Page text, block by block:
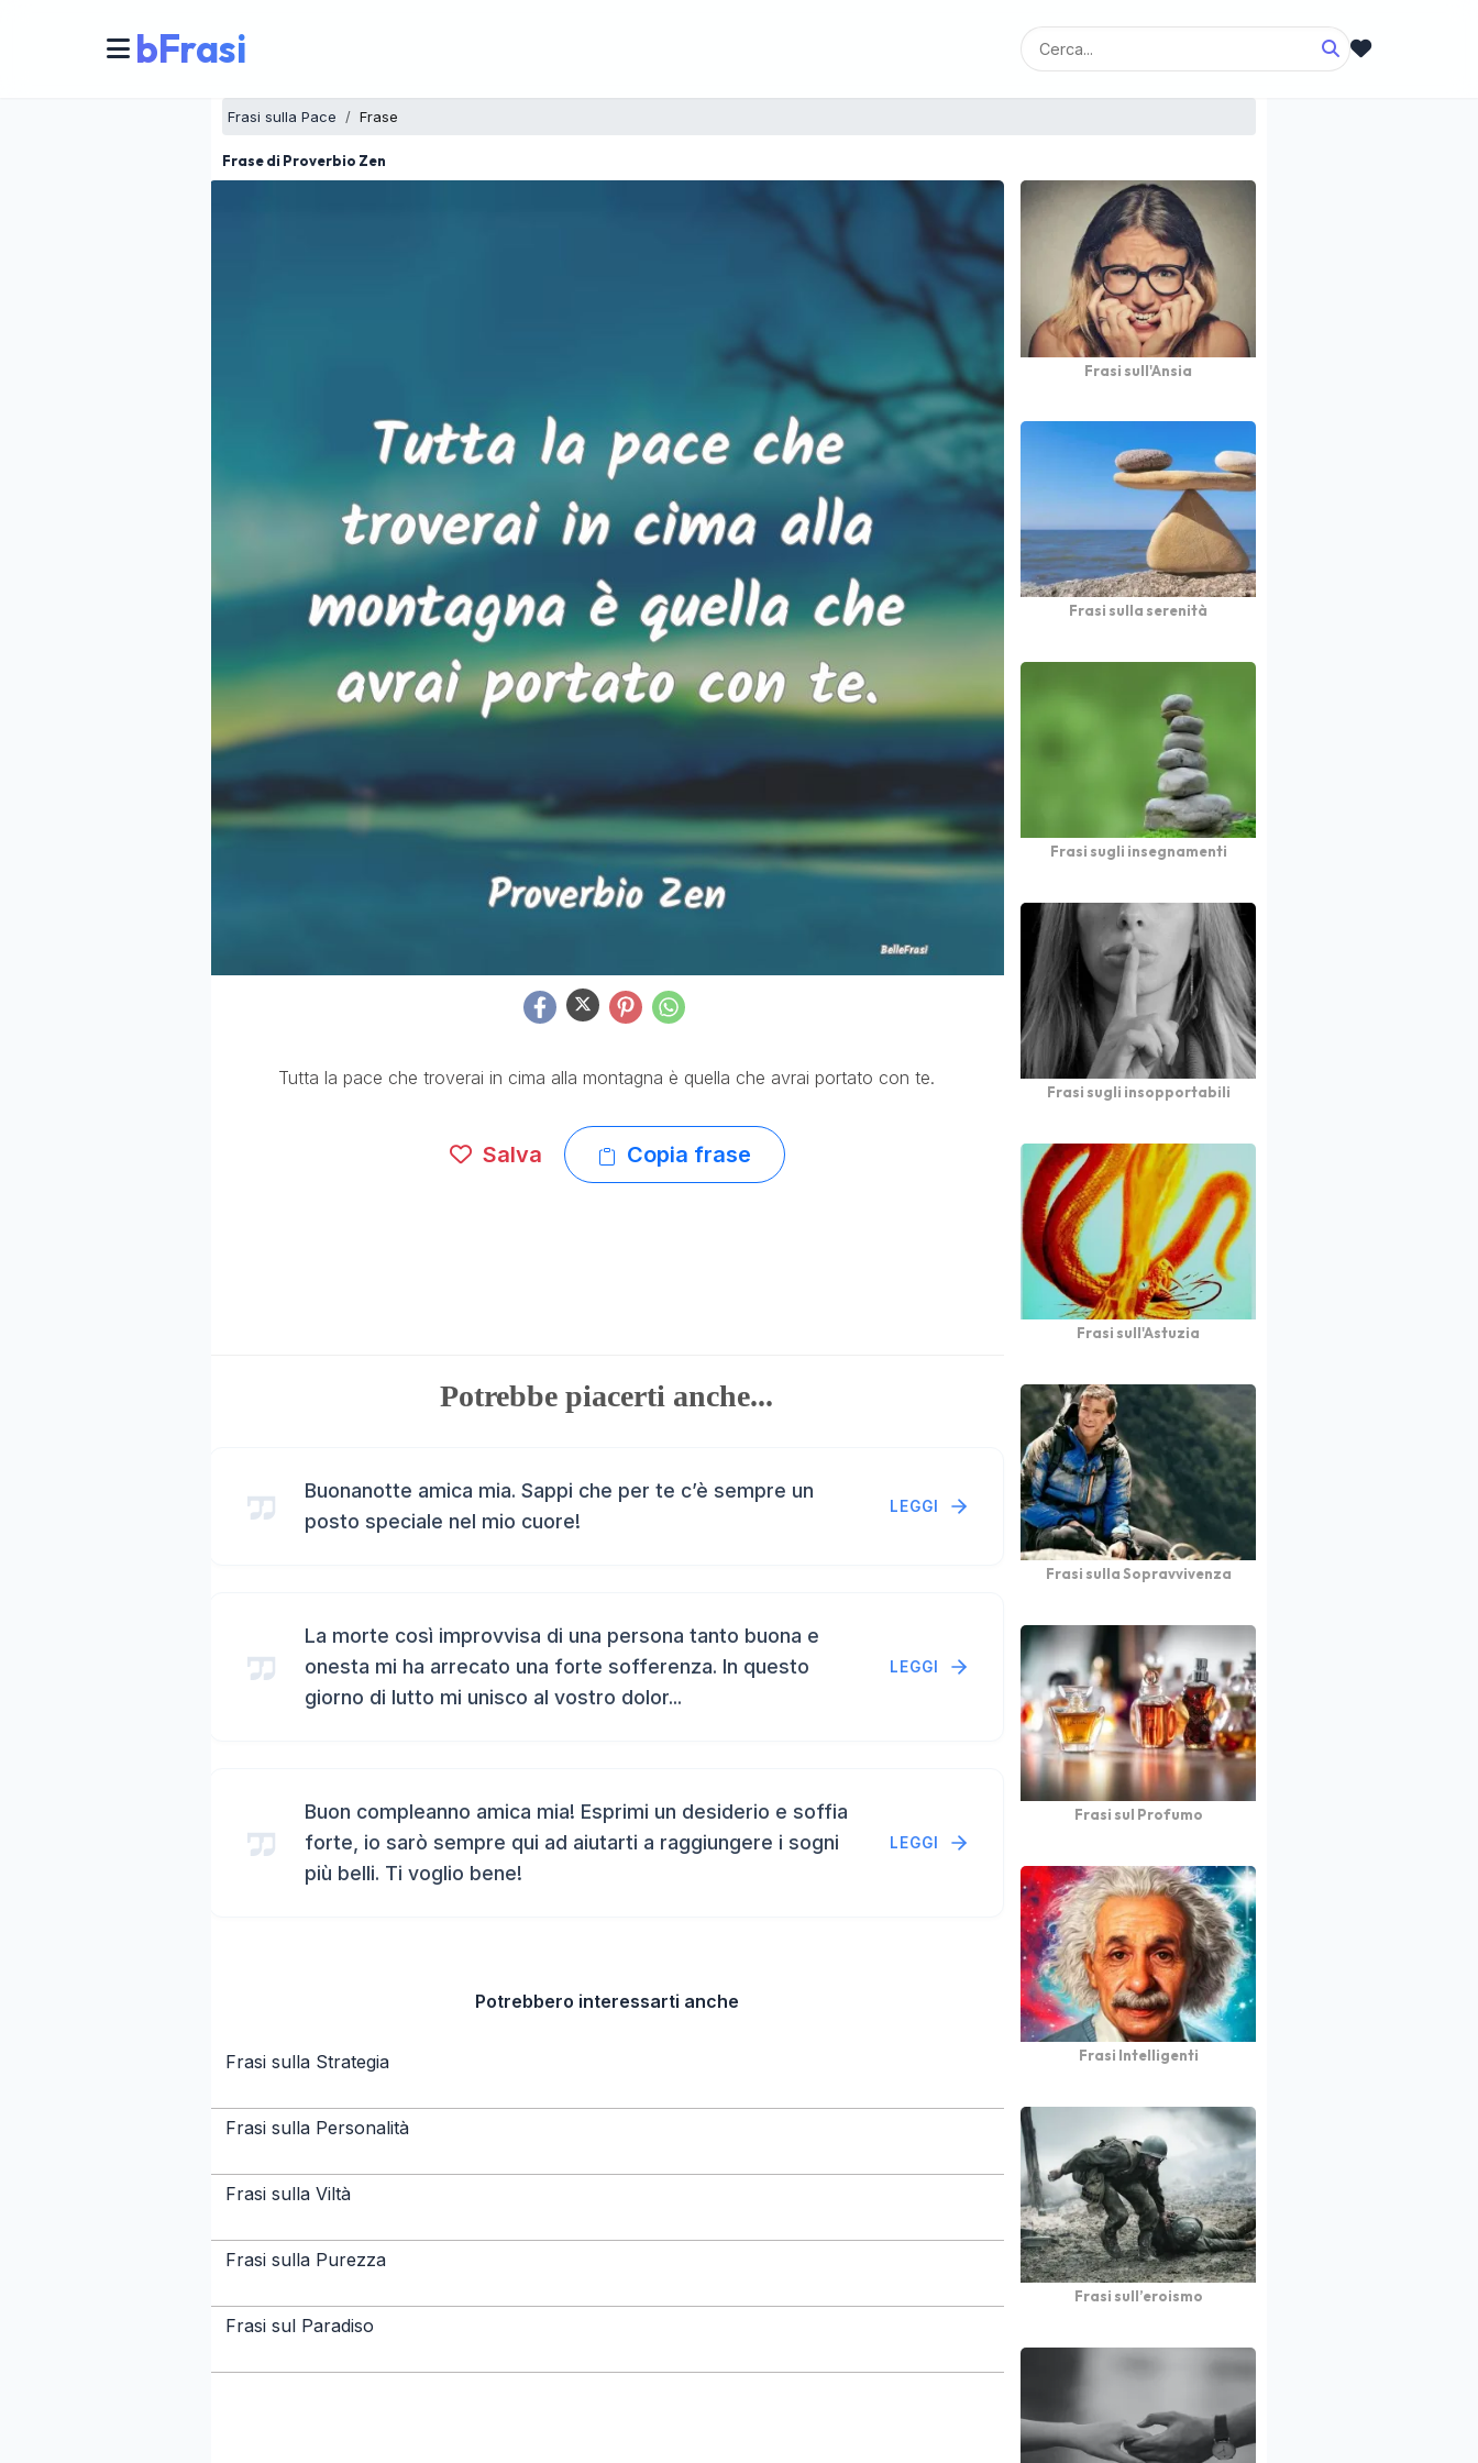
bFrasi
Frasi sulla Pace Frase
Frase di Proverbio Zen
Tutta la pace che troverai in cima alla montagna è quella che avrai portato con te.
Salva Copia frase
Potrebbe piacerti anche...
Buonanotte amica mia. Sappi che per te c’è sempre un
posto speciale nel mio cuore!
LEGGI
La morte così improvvisa di una persona tanto buona e
onesta mi ha arrecato una forte sofferenza. In questo
giorno di lutto mi unisco al vostro dolor...
LEGGI
Buon compleanno amica mia! Esprimi un desiderio e soffia
forte, io sarò sempre qui ad aiutarti a raggiungere i sogni
più belli. Ti voglio bene!
LEGGI
Potrebbero interessarti anche
Frasi sulla Strategia
Frasi sulla Personalità
Frasi sulla Viltà
Frasi sulla Purezza
Frasi sul Paradiso
Frasi sull'Ansia
Frasi sulla serenità
Frasi sugli insegnamenti
Frasi sugli insopportabili
Frasi sull'Astuzia
Frasi sulla Sopravvivenza
Frasi sul Profumo
Frasi Intelligenti
Frasi sull’eroismo